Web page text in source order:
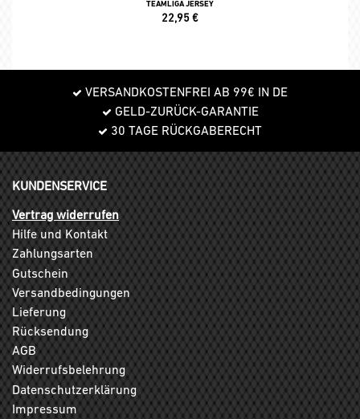
TEAMLIGA JERSEY
22,95€
VERSANDKOSTENFREI AB 99€ IN DE
GELD-ZURÜCK-GARANTIE
30 TAGE RÜCKGABERECHT
KUNDENSERVICE
Vertrag widerrufen
Hilfe und Kontakt
Zahlungsarten
Gutschein
Versandbedingungen
Lieferung
Rücksendung
AGB
Widerrufsbelehrung
Datenschutzerklärung
Impressum